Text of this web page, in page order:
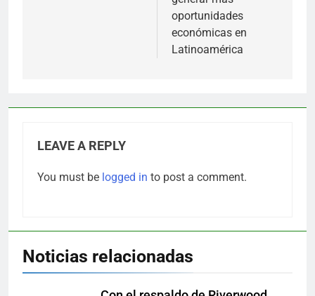
oportunidades
económicas en
Latinoamérica
LEAVE A REPLY
You must be logged in to post a comment.
Noticias relacionadas